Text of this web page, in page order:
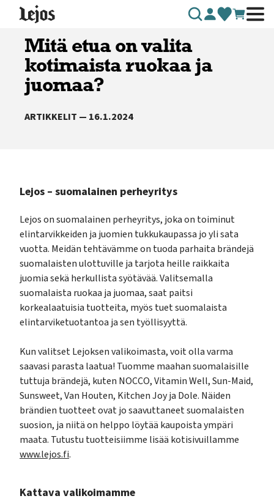
Siirry sisältöön
Mitä etua on valita
kotimaista ruokaa ja
juomaa?
ARTIKKELIT — 16.1.2024
Lejos – suomalainen perheyritys
Lejos on suomalainen perheyritys, joka on toiminut
elintarvikkeiden ja juomien tukkukaupassa jo yli sata
vuotta. Meidän tehtävämme on tuoda parhaita brändejä
suomalaisten ulottuville ja tarjota heille raikkaita
juomia sekä herkullista syötävää. Valitsemalla
suomalaista ruokaa ja juomaa, saat paitsi
korkealaatuisia tuotteita, myös tuet suomalaista
elintarviketuotantoa ja sen työllisyyttä.
Kun valitset Lejoksen valikoimasta, voit olla varma
saavasi parasta laatua! Tuomme maahan suomalaisille
tuttuja brändejä, kuten NOCCO, Vitamin Well, Sun-Maid,
Sunsweet, Van Houten, Kitchen Joy ja Dole. Näiden
brändien tuotteet ovat jo saavuttaneet suomalaisten
suosion, ja niitä on helppo löytää kaupoista ympäri
maata. Tutustu tuotteisiimme lisää kotisivuillamme
www.lejos.fi.
Kattava valikoimamme